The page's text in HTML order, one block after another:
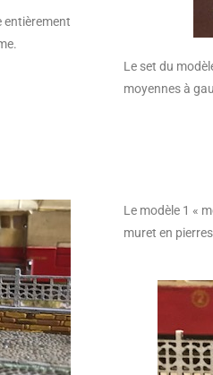
entièrement
Le set du
moyennes à
Le modèle 1 «
muret en